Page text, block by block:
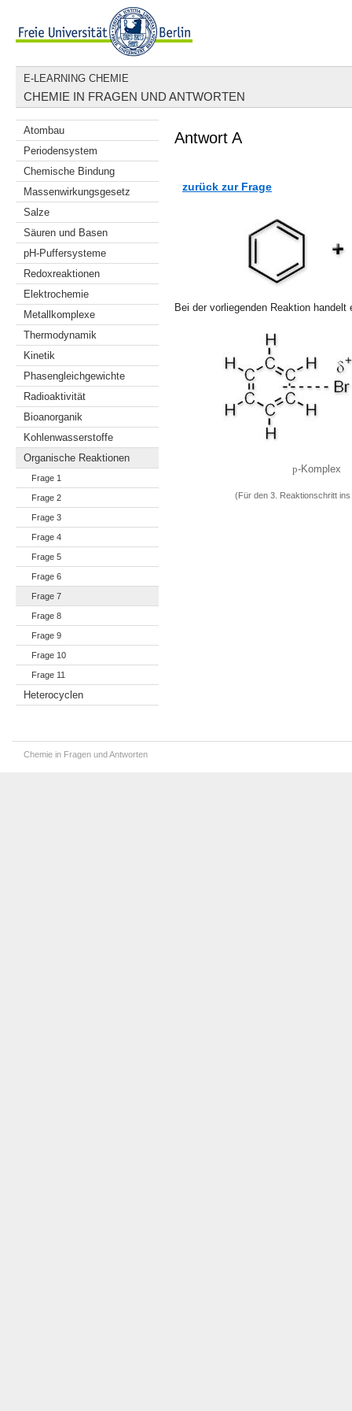
E-LEARNING CHEMIE
CHEMIE IN FRAGEN UND ANTWORTEN
Atombau
Periodensystem
Chemische Bindung
Massenwirkungsgesetz
Salze
Säuren und Basen
pH-Puffersysteme
Redoxreaktionen
Elektrochemie
Metallkomplexe
Thermodynamik
Kinetik
Phasengleichgewichte
Radioaktivität
Bioanorganik
Kohlenwasserstoffe
Organische Reaktionen
Frage 1
Frage 2
Frage 3
Frage 4
Frage 5
Frage 6
Frage 7
Frage 8
Frage 9
Frage 10
Frage 11
Heterocyclen
Antwort A
zurück zur Frage
Bei der vorliegenden Reaktion
p-Komplex
(Für den 3. Reaktionschritt ins
Chemie in Fragen und Antworten